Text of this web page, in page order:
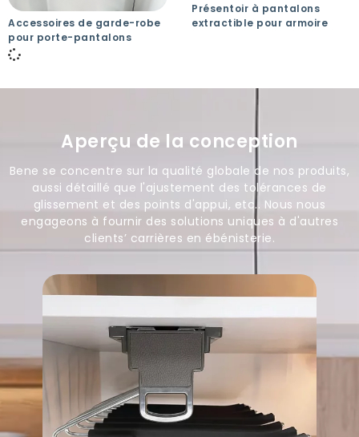
Accessoires de garde-robe
pour porte-pantalons
Présentoir à pantalons
extractible pour armoire
Aperçu de la conception
Bene se concentre sur la qualité globale de nos produits,
aussi détaillé que l'ajustement des tolérances de
glissement et des points d'appui, etc.. Nous nous
engageons à fournir des solutions uniques à d'autres
clients’ carrières en ébénisterie.